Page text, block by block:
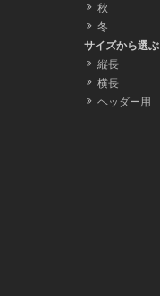
秋
冬
サイズから選ぶ
縦長
横長
ヘッダー用